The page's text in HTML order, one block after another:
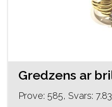
Prove: 585, Svars: 7.83